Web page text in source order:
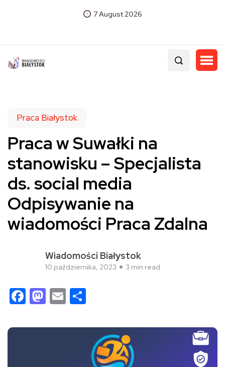
7 August 2026
Praca Białystok
Praca w Suwałki na
stanowisku – Specjalista
ds. social media
Odpisywanie na
wiadomości Praca Zdalna
Wiadomości Białystok
10 października, 2023 3 min read
Facebook
Mastodon
Email